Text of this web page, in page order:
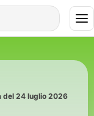
del 24 luglio 2026